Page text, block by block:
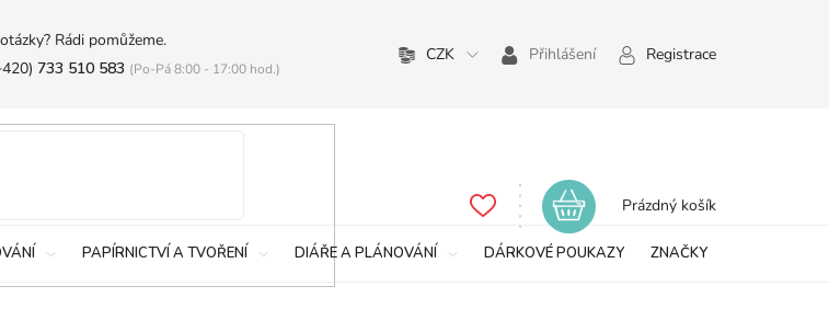
Rádi pomůžeme.
733 510 583 (Po-Pá 8:00 - 17:00 hod.)
CZK Přihlášení Registrace
Nákupní
Prázdný košík
PAPÍRNICTVÍ A TVOŘENÍ DIÁŘE A PLÁNOVÁNÍ DÁRKOVÉ POUKAZY ZNAČKY